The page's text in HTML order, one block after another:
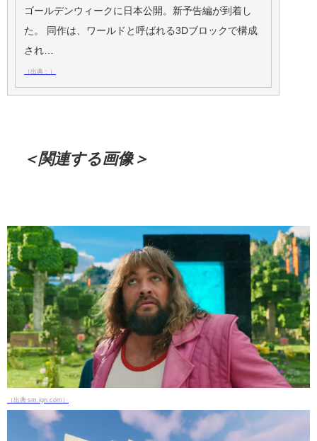
ゴールデンウィークに日本公開。新予告編が到着し
た。 同作は、ワールドと呼ばれる3Dブロックで構成
され…
（出典：）
＜関連する画像＞
（出典 sm.ign.com）